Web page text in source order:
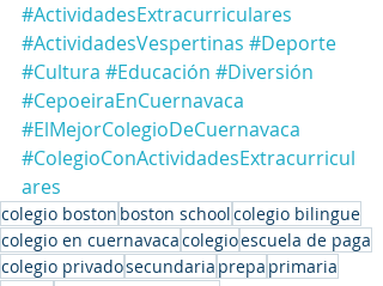
#ActividadesExtracurriculares
#ActividadesVespertinas #Deporte
#Cultura #Educación #Diversión
#CepoeiraEnCuernavaca
#ElMejorColegioDeCuernavaca
#ColegioConActividadesExtracurricul
ares
colegio boston boston schoolcolegio bilingue
colegio en cuernavacacolegioescuela de paga
colegio privadosecundaria prepa primaria